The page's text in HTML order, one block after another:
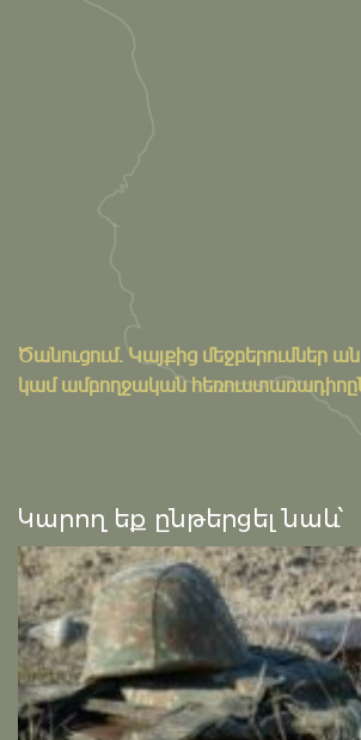
Ծանուցում․ Կայքից մեջբերումներ
կամ ամբողջական
Կարող եք ընթերցել նաև՝